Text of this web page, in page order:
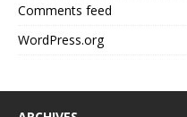
Comments feed
WordPress.org